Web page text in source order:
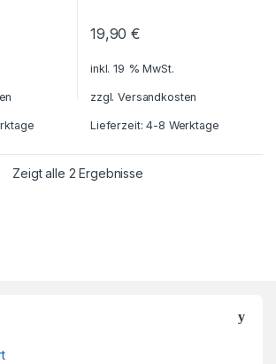
19,90€
inkl. 19 % MwSt.
zzgl.Versandkosten
Lieferzeit: 4-8 Werktage
Zeigt alle 2 Ergebnisse